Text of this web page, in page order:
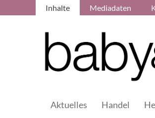
Inhalte Mediadaten
Aktuelles Handel